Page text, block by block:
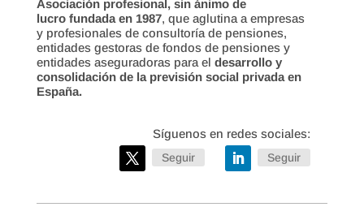
Asociación profesional, sin ánimo de
lucro fundada en 1987, que aglutina a empresas
y profesionales de consultoría de pensiones,
entidades gestoras de fondos de pensiones y
entidades aseguradoras para el desarrollo y
consolidación de la previsión social privada en
España.
Seguir Seguir